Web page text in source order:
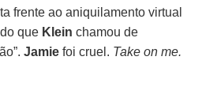
frente ao aniquilamento virtual
que Klein chamou de
Jamie foi cruel. Take on me.